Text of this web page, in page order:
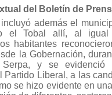
del Boletín de
además el
el Tobal allí, al
habitantes
la Gobernación,
y se evidenció
Partido Liberal, a las
se hizo evidente en